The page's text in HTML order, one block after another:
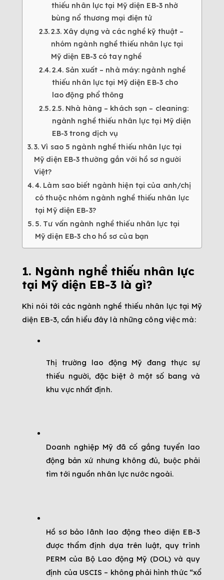
thiếu nhân lực tại Mỹ diện EB-3 nhờ
bùng nổ thương mại điện tử
2.3. Xây dựng và các nghề kỹ thuật –
nhóm ngành nghề thiếu nhân lực tại
Mỹ diện EB-3 có tay nghề
2.4. Sản xuất – nhà máy: ngành nghề
thiếu nhân lực tại Mỹ diện EB-3 cho
lao động phổ thông
2.5. Nhà hàng – khách sạn – cleaning:
ngành nghề thiếu nhân lực tại Mỹ diện
EB-3 trong dịch vụ
3. Vì sao 5 ngành nghề thiếu nhân lực tại
Mỹ diện EB-3 thường gắn với hồ sơ người
Việt?
4. Làm sao biết ngành hiện tại của anh/chị
có thuộc nhóm ngành nghề thiếu nhân lực
tại Mỹ diện EB-3?
5. Tư vấn ngành nghề thiếu nhân lực tại
Mỹ diện EB-3 cho hồ sơ của bạn
1. Ngành nghề thiếu nhân lực
tại Mỹ diện EB-3 là gì?
Khi nói tới các ngành nghề thiếu nhân lực tại Mỹ
diện EB-3, cần hiểu đây là những công việc mà:
Thị trường lao động Mỹ đang thực sự
thiếu người, đặc biệt ở một số bang và
khu vực nhất định.
Doanh nghiệp Mỹ đã cố gắng tuyển lao
động bản xứ nhưng không đủ, buộc phải
tìm tới nguồn nhân lực nước ngoài.
Hồ sơ bảo lãnh lao động theo diện EB-3
được thẩm định dựa trên luật, quy trình
PERM của Bộ Lao động Mỹ (DOL) và quy
định của USCIS – không phải hình thức “xổ